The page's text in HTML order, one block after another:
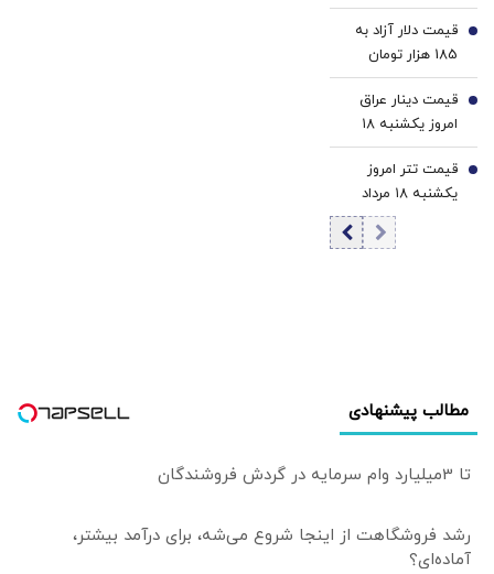
که نگذاریم از خاک
ما علیه دیگری
تجاوزی شود
۱۸ مرداد 1405/
کاهش قیمت دلار و
یورو
قیمت دلار آزاد به
185 هزار تومان
رسید
5
قیمت دینار عراق
امروز یکشنبه ۱۸
مرداد 1405/ افزایش
قیمت دینار
6
قیمت تتر امروز
یکشنبه ۱۸ مرداد
1405 / کاهش
7
مطالب پیشنهادی
تا 3میلیارد وام سرمایه در گردش فروشندگان
رشد فروشگاهت از اینجا شروع می‌شه، برای درآمد بیشتر،
آماده‌ای؟